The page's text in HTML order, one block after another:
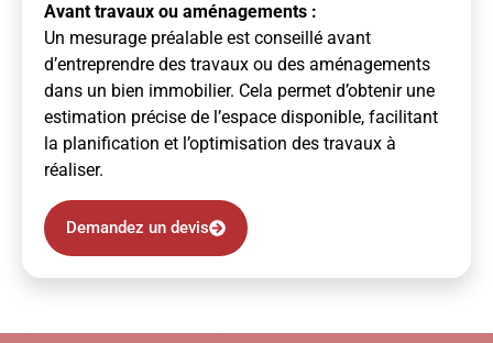
Avant travaux ou aménagements :
Un mesurage préalable est conseillé avant
d’entreprendre des travaux ou des aménagements
dans un bien immobilier. Cela permet d’obtenir une
estimation précise de l’espace disponible, facilitant
la planification et l’optimisation des travaux à
réaliser.
Demandez un devis